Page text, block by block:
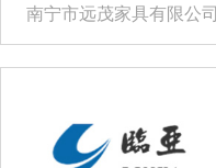
南宁市远茂家具有限公司